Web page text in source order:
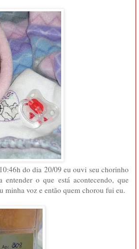
do dia 20/09 eu ouvi seu chorinho
o que está acontecendo, que
minha voz e então quem chorou fui eu.